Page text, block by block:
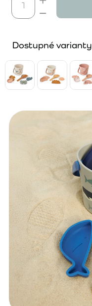
Dostupné varianty